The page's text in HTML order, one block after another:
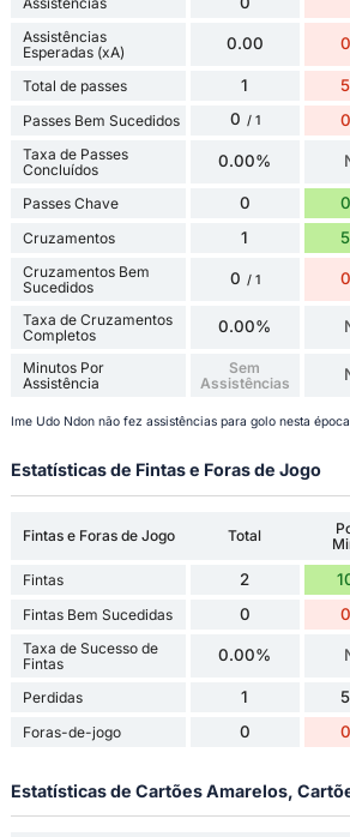
Assistências
Esperadas (xA)
0.00
Total de passes 1
Passes Bem Sucedidos 0 / 1
Taxa de Passes
Concluídos
0.00%
Passes Chave 0
Cruzamentos 1
Cruzamentos Bem
Sucedidos
0 / 1
Taxa de Cruzamentos
Completos
0.00%
Minutos Por
Assistência
Sem
Assistências
Ime Udo Ndon não fez assistências para golo nesta
Estatísticas de Fintas e Foras de Jogo
Fintas e Foras de Jogo Total
Fintas 2
Fintas Bem Sucedidas 0
Taxa de Sucesso de
Fintas
0.00%
Perdidas 1
Foras-de-jogo 0
Estatísticas de Cartões Amarelos,